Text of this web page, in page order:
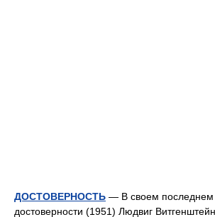
ДОСТОВЕРНОСТЬ — В своем последнем
достоверности (1951) Людвиг